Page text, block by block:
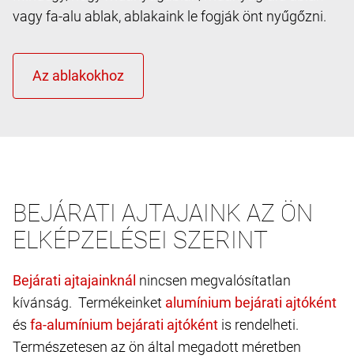
vagy fa-alu ablak, ablakaink le fogják önt nyűgőzni.
BEJÁRATI AJTAJAINK AZ ÖN
ELKÉPZELÉSEI SZERINT
nincsen megvalósítatlan
kívánság. Termékeinket
és
is rendelheti.
Természetesen az ön által megadott méretben